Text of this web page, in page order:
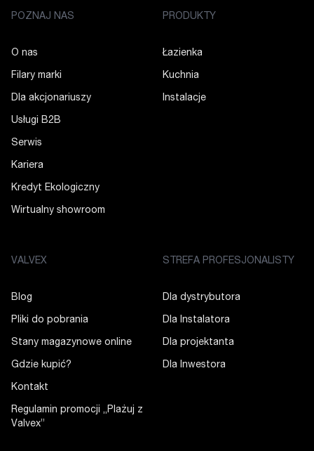
POZNAJ NAS
O nas
Filary marki
Dla akcjonariuszy
Usługi B2B
Serwis
Kariera
Kredyt Ekologiczny
Wirtualny showroom
PRODUKTY
Łazienka
Kuchnia
Instalacje
VALVEX
Blog
Pliki do pobrania
Stany magazynowe online
Gdzie kupić?
Kontakt
Regulamin promocji „Plażuj z
Valvex”
STREFA PROFESJONALISTY
Dla dystrybutora
Dla Instalatora
Dla projektanta
Dla Inwestora